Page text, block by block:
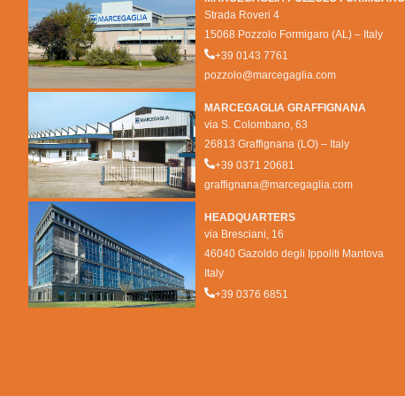
Strada Roveri 4
15068 Pozzolo Formigaro (AL) – Italy
+39 0143 7761
pozzolo@marcegaglia.com
MARCEGAGLIA GRAFFIGNANA
via S. Colombano, 63
26813 Graffignana (LO) – Italy
+39 0371 20681
graffignana@marcegaglia.com
HEADQUARTERS
via Bresciani, 16
46040 Gazoldo degli Ippoliti Mantova
Italy
+39 0376 6851